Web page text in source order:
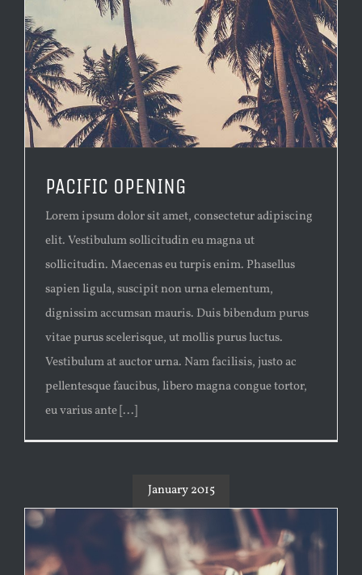
PACIFIC OPENING
Lorem ipsum dolor sit amet, consectetur adipiscing
elit. Vestibulum sollicitudin eu magna ut
sollicitudin. Maecenas eu turpis enim. Phasellus
sapien ligula, suscipit non urna elementum,
dignissim accumsan mauris. Duis bibendum purus
vitae purus scelerisque, ut mollis purus luctus.
Vestibulum at auctor urna. Nam facilisis, justo ac
pellentesque faucibus, libero magna congue tortor,
eu varius ante [...]
January 2015